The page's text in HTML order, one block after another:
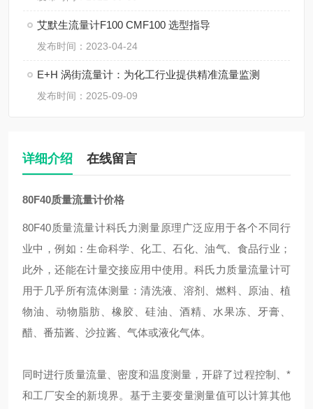
艾默生流量计F100 CMF100 选型指导
发布时间：2023-04-24
E+H 涡街流量计：为化工行业提供精准流量监测
发布时间：2025-09-09
详细介绍 在线留言
80F40质量流量计价格
80F40质量流量计科氏力测量原理广泛应用于各个不同行
业中，例如：生命科学、化工、石化、油气、食品行业；
此外，还能在计量交接应用中使用。科氏力质量流量计可
用于几乎所有流体测量：清洗液、溶剂、燃料、原油、植
物油、动物脂肪、橡胶、硅油、酒精、水果冻、牙膏、
醋、番茄酱、沙拉酱、气体或液化气体。
同时进行质量流量、密度和温度测量，开辟了过程控制、*
和工厂安全的新境界。基于主要变量测量值可以计算其他